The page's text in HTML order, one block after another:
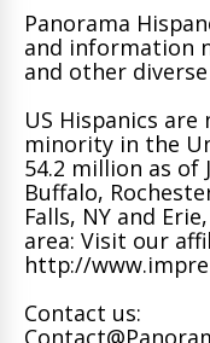
Panorama
and information
and other
US Hispanics
minority in the
54.2 million as of
Buffalo,
Falls, NY and
area: Visit our
http://
Contact us: